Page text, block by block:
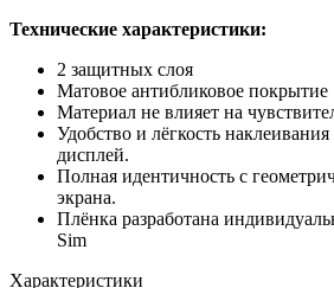
Технические характеристики:
2 защитных слоя
Матовое антибликовое покрытие
Материал не влияет на
Удобство и лёгкость
дисплей.
Полная идентичность с
экрана.
Плёнка разработана
Sim
Характеристики